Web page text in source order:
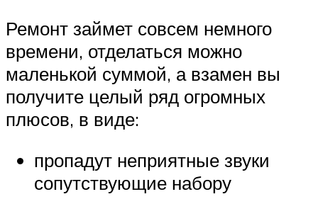
Ремонт займет совсем немного
времени, отделаться можно
маленькой суммой, а взамен вы
получите целый ряд огромных
плюсов, в виде:
пропадут неприятные звуки
сопутствующие набору